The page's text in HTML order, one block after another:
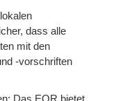
dass alle
mit den
-vorschriften
Das EOR bietet